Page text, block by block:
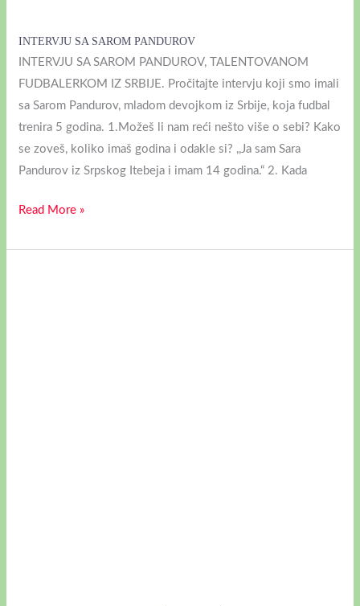
INTERVJU SA SAROM PANDUROV
INTERVJU SA SAROM PANDUROV, TALENTOVANOM
FUDBALERKOM IZ SRBIJE. Pročitajte intervju koji smo imali
sa Sarom Pandurov, mladom devojkom iz Srbije, koja fudbal
trenira 5 godina. 1.Možeš li nam reći nešto više o sebi? Kako
se zoveš, koliko imaš godina i odakle si? ,,Ja sam Sara
Pandurov iz Srpskog Itebeja i imam 14 godina.“ 2. Kada
Read More »